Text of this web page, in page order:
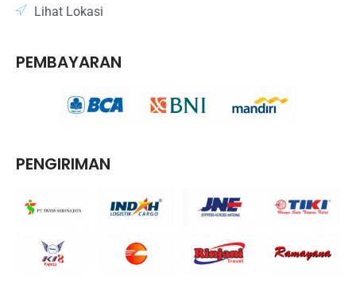
Lihat Lokasi
PEMBAYARAN
PENGIRIMAN